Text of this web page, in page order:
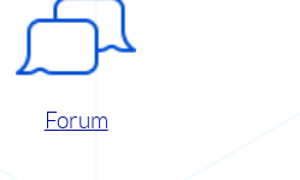
Forum